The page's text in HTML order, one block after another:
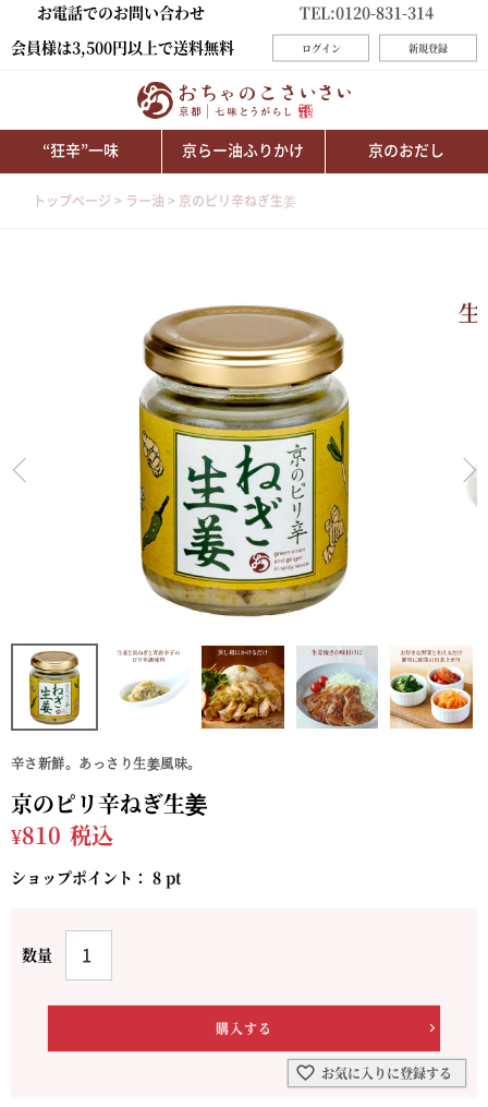
お電話でのお問い合わせ
TEL:0120-831-314
会員様は3,500円以上で送料無料
ログイン 新規登録
“狂辛”一味 京らー油ふりかけ 京のおだし
トップページ ラー油 京のピリ辛ねぎ生姜
辛さ新鮮。あっさり生姜風味。
京のピリ辛ねぎ生姜
¥810 税込
ショップポイント： 8 pt
お気に入りに登録する